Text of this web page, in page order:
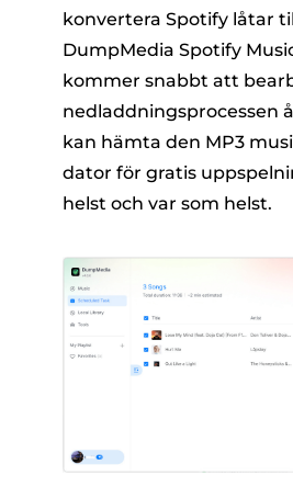
konvertera Spotify låtar
DumpMedia Spotify
kommer snabbt att
nedladdningsprocessen
kan hämta den MP3
dator för gratis
helst och var som helst.